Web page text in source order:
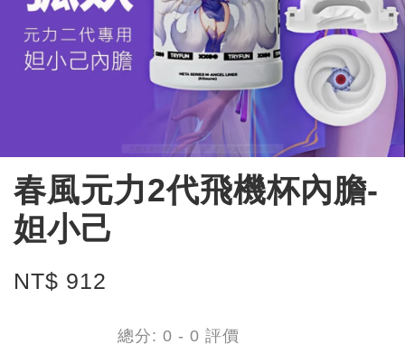
春風元力2代飛機杯內膽-
妲小己
NT$ 912
總分: 0 - 0 評價